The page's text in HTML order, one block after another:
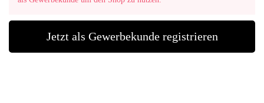
Jetzt als Gewerbekunde registrieren